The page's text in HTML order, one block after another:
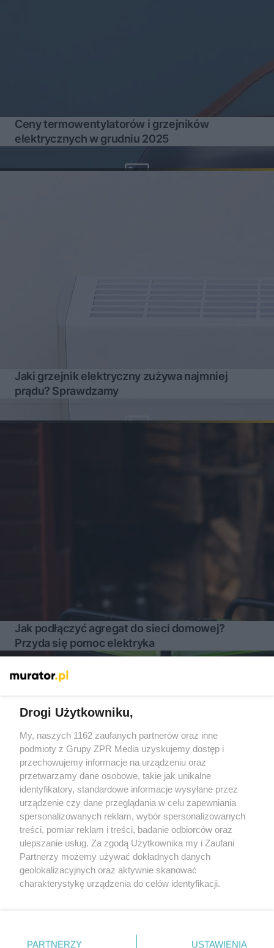
Ceny termowentylatorów i grzejników
elektrycznych w grudniu 2025
Jaki grzejnik elektryczny zużywa najmniej
prądu? Sprawdzamy
Jak podłączyć agregat do sieci domowej?
Przyda się pomoc elektryka
Żaden utwór zamieszczony w serwisie nie może być powielany i
rozpowszechniany lub dalej rozpowszechniany w jakikolwiek
sposób (w tym także elektroniczny lub mechaniczny) na
jakimkolwiek polu eksploatacji w jakiejkolwiek formie, włącznie z
umieszczaniem w Internecie bez pisemnej zgody właściciela praw.
Jakiekolwiek użycie lub wykorzystanie utworów w całości lub w
części z naruszeniem prawa, tzn. bez właściwej zgody, jest
zabronione pod groźbą kary i może być ścigane prawnie.
Drogi Użytkowniku,
My, naszych 1162 zaufanych partnerów oraz inne
podmioty z Grupy ZPR Media uzyskujemy dostęp i
przechowujemy informacje na urządzeniu oraz
przetwarzamy dane osobowe, takie jak unikalne
identyfikatory, standardowe informacje wysyłane przez
urządzenie czy dane przeglądania w celu zapewniania
spersonalizowanych reklam, wybór spersonalizowanych
treści, pomiar reklam i treści, badanie odbiorców oraz
ulepszanie usług. Za zgodą Użytkownika my i Zaufani
Partnerzy możemy używać dokładnych danych
geolokalizacyjnych oraz aktywnie skanować
charakterystykę urządzenia do celów identyfikacji.
zmienić/wycofać klikając przycisk ustawień prywatności
PARTNERZY USTAWIENIA